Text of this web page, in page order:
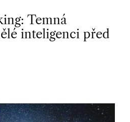
Temná
inteligenci před